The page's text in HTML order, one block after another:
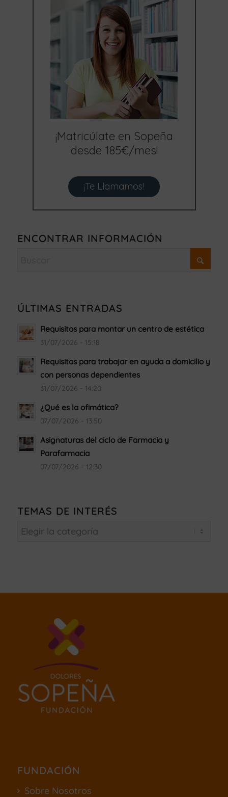
¡Matricúlate en Sopeña
desde 185€/mes!
¡Te Llamamos!
ENCONTRAR INFORMACIÓN
ÚLTIMAS ENTRADAS
Requisitos para montar un centro de estética
31/07/2026 - 15:18
Requisitos para trabajar en ayuda a domicilio y
con personas dependientes
31/07/2026 - 14:20
¿Qué es la ofimática?
07/07/2026 - 13:50
Asignaturas del ciclo de Farmacia y
Parafarmacia
07/07/2026 - 12:30
TEMAS DE INTERÉS
FUNDACIÓN
Sobre Nosotros